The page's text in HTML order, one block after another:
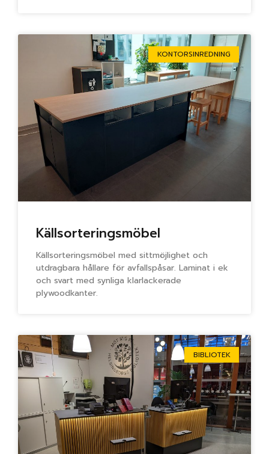
KONTORSINREDNING
Källsorteringsmöbel
Källsorteringsmöbel med sittmöjlighet och
utdragbara hållare för avfallspåsar. Laminat i ek
och svart med synliga klarlackerade
plywoodkanter.
BIBLIOTEK